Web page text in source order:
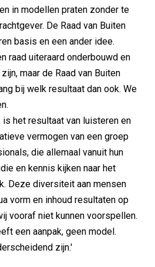
in modellen praten zonder te
De Raad van Buiten
basis en een ander idee.
raad uiteraard onderbouwd en
maar de Raad van Buiten
bij welk resultaat dan ook. We
is het resultaat van luisteren en
vermogen van een groep
die allemaal vanuit hun
en kennis kijken naar het
Deze diversiteit aan mensen
vorm en inhoud resultaten op
vooraf niet kunnen voorspellen.
een aanpak, geen model.
zijn.'